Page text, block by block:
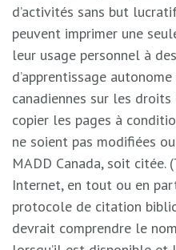
d’activités sans but
peuvent imprimer une
leur usage personnel à
d’apprentissage
canadiennes sur les droits
copier les pages à
ne soient pas modifiées
MADD Canada, soit citée.
Internet, en tout ou en
protocole de citation
devrait comprendre le